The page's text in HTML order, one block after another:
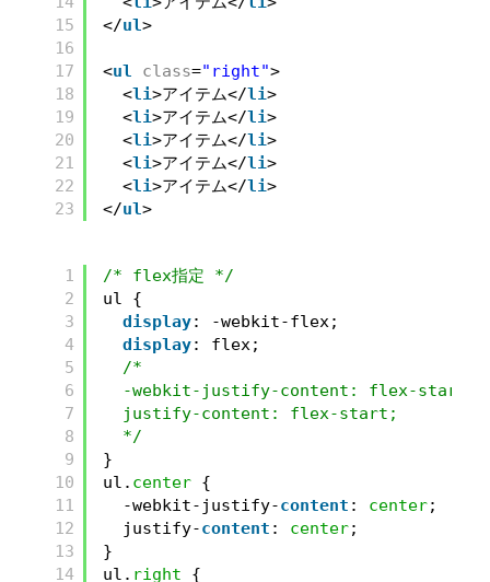
15
16
17
18
19
20
21
22
23
</ul>
<ul class="right">
<li>アイテム</li>
<li>アイテム</li>
<li>アイテム</li>
<li>アイテム</li>
<li>アイテム</li>
</ul>
1
2
3
4
5
6
7
8
9
10
11
12
13
14
/* flex指定 */
ul {
display: -webkit-flex;
display: flex;
/*
-webkit-justify-content: flex-start;
justify-content: flex-start;
*/
}
ul. center {
-webkit-justify-content : center;
justify-content : center;
}
ul. right
{